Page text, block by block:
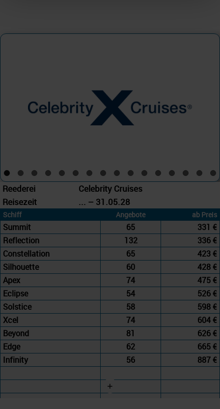
Reederei
Celebrity Cruises
Reisezeit
... – 31.05.28
Schiff Angebote ab Preis
Summit 65
331 €
Reflection
132
336 €
Constellation
65
423 €
Silhouette
60
428 €
Apex
74
475 €
Eclipse
54
526 €
Solstice
58
598 €
Xcel
74
604 €
Beyond
81
626 €
Edge
62
665 €
Infinity
56 887 €
+